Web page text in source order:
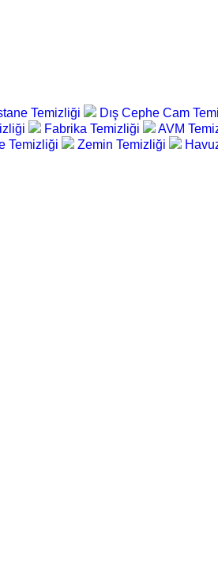
Temizliği Dış Cephe Cam
Fabrika Temizliği AVM
Temizliği Zemin Temizliği